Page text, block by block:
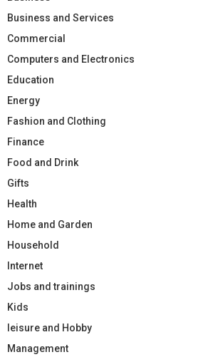
Business and Services
Commercial
Computers and Electronics
Education
Energy
Fashion and Clothing
Finance
Food and Drink
Gifts
Health
Home and Garden
Household
Internet
Jobs and trainings
Kids
leisure and Hobby
Management